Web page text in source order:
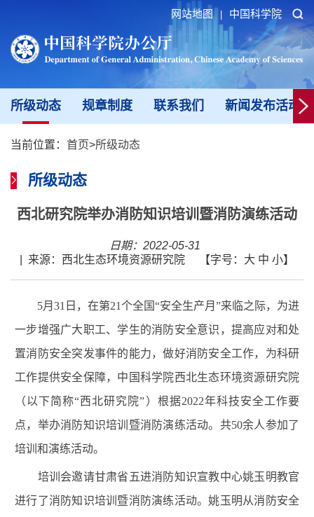
网站地图 中国科学院
所级动态 规章制度 联系我们 新闻发布活动
当前位置： 首页>所级动态
所级动态
西北研究院举办消防知识培训暨消防演练活动
日期：2022-05-31
来源：西北生态环境资源研究院 【字号： 大 中 小】
5月 31 日，在第21个全国“安全生产月”来临之际，为进
一步增强广大职工、学生的消防安全意识，提高应对和处
置消防安全突发事件的能力，做好消防安全工作，为科研
工作提供安全保障，中国科学院西北生态环境资源研究院
（以下简称“西北研究院”）根据2022年科技安全工作要
点，举办消防知识培训暨消防演练活动。共50余人参加了
培训和演练活动。
培训会邀请甘肃省五进消防知识宣教中心姚玉明教官
进行了消防知识培训暨消防演练活动。姚玉明从消防安全